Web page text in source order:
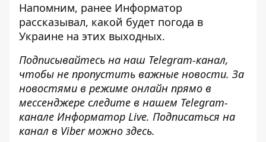
Напомним, ранее Информатор
рассказывал, какой будет погода в
Украине на этих выходных.
Подписывайтесь на наш Telegram-канал,
чтобы не пропустить важные новости. За
новостями в режиме онлайн прямо в
мессенджере следите в нашем Telegram-
канале Информатор Live. Подписаться на
канал в Viber можно здесь.